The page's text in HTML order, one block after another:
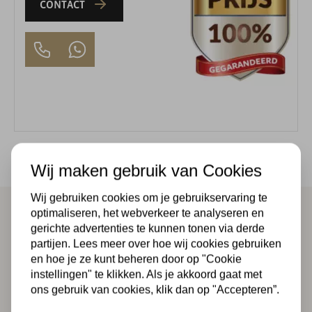
CONTACT
Omschrijving Veelgestelde vragen Reviews
Tuinscherm Douglas Zwarte Woud geschaafd 21-
planks
Wij maken gebruik van Cookies
Wij gebruiken cookies om je gebruikservaring te
optimaliseren, het webverkeer te analyseren en
gerichte advertenties te kunnen tonen via derde
partijen. Lees meer over hoe wij cookies gebruiken
en hoe je ze kunt beheren door op "Cookie
instellingen" te klikken. Als je akkoord gaat met
ons gebruik van cookies, klik dan op "Accepteren”.